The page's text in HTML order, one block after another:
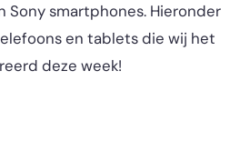
Sony smartphones. Hieronder
en tablets die wij het
deze week!